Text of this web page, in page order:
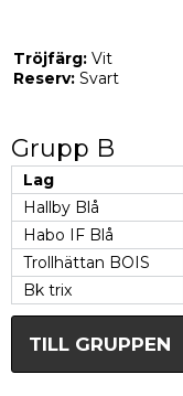
Tröjfärg: Vit
Reserv: Svart
Grupp B
Lag
Hallby Blå
Habo IF Blå
Trollhättan BOIS
Bk trix
TILL GRUPPEN